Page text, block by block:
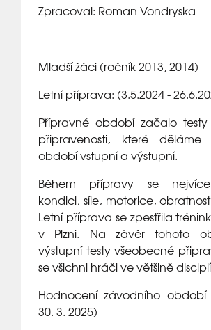
Zpracoval: Roman Vondryska
Mladší žáci (ročník 2013, 2014)
Letní příprava: (3.5.2024 -
Přípravné období začalo
připravenosti, které
období vstupní a výstupní.
Během přípravy se
kondici, síle, motorice,
Letní příprava se zpestřila
v Plzni. Na závěr tohoto
výstupní testy všeobecné
se všichni hráči ve většině
Hodnocení závodního období
30. 3. 2025)